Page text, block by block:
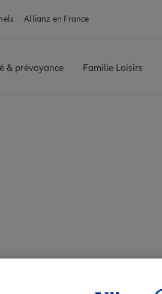
Allianz en France
& prévoyance Famille Loisirs